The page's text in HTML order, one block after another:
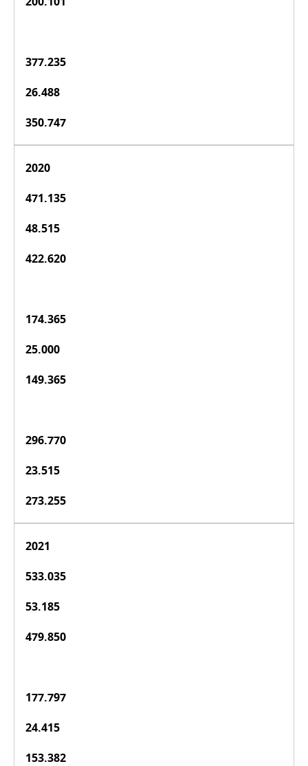
377.235
26.488
350.747
2020
471.135
48.515
422.620
174.365
25.000
149.365
296.770
23.515
273.255
2021
533.035
53.185
479.850
177.797
24.415
153.382